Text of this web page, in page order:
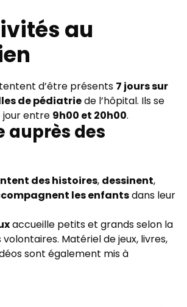
au
d’être présents7 jours sur
de pédiatriede l’hôpital. Ils se
entre9h00 et 20h00.
auprès des
des histoires,dessinent,
les enfantsdans leur
accueille petits et grands selon la
Matériel de jeux, livres,
sont également mis à